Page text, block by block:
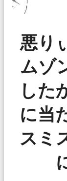
悪り
ムゾ
した
に当
スミ